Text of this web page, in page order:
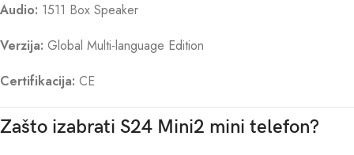
Audio: 1511 Box Speaker
Verzija: Global Multi-language Edition
Certifikacija: CE
Zašto izabrati S24 Mini2 mini telefon?